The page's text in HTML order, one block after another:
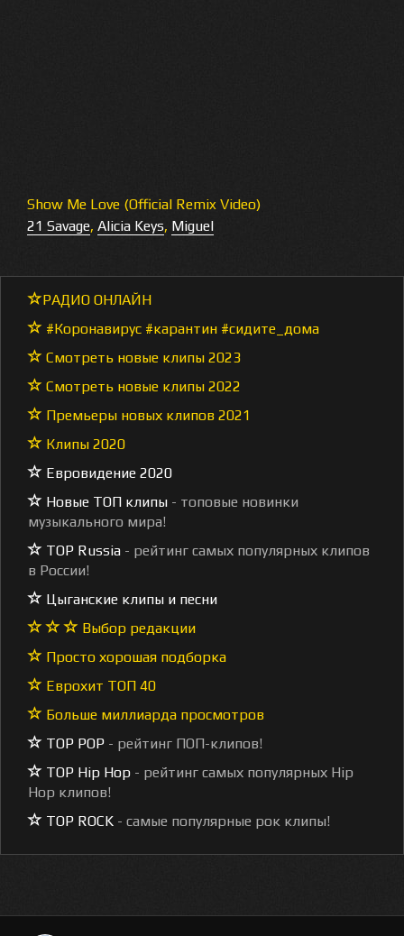
Show Me Love (Official Remix Video)
21 Savage, Alicia Keys, Miguel
РАДИО ОНЛАЙН
#Коронавирус #карантин #сидите_дома
Смотреть новые клипы 2023
Смотреть новые клипы 2022
Премьеры новых клипов 2021
Клипы 2020
Евровидение 2020
Новые ТОП клипы - топовые новинки
музыкального мира!
TOP Russia - рейтинг самых популярных клипов
в России!
Цыганские клипы и песни
Выбор редакции
Просто хорошая подборка
Еврохит ТОП 40
Больше миллиарда просмотров
TOP POP - рейтинг ПОП-клипов!
TOP Hip Hop - рейтинг самых популярных Hip
Hop клипов!
TOP ROCK - самые популярные рок клипы!